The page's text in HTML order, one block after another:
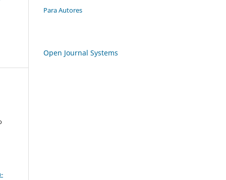
Para Autores
Open Journal Systems